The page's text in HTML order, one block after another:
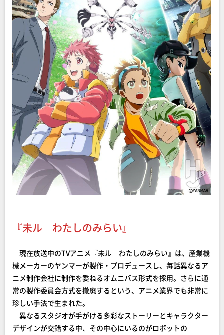
『未ル わたしのみらい』
現在放送中のTVアニメ『未ル わたしのみらい』は、産業機
械メーカーのヤンマーが製作・プロデュースし、毎話異なるア
ニメ制作会社に制作を委ねるオムニバス形式を採用。さらに通
常の製作委員会方式を撤廃するという、アニメ業界でも非常に
珍しい手法で生まれた。
異なるスタジオが手がける多彩なストーリーとキャラクター
デザインが交錯する中、その中心にいるのがロボットの